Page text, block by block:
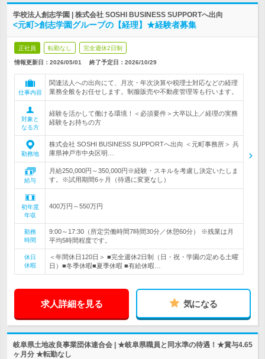
学校法人創志学園 | 株式会社 SOSHI BUSINESS SUPPORTへ出向
<元町>創志学園グループの【経理】★経験者募集
正社員 転勤なし 完全週休2日制
情報更新日：2026/05/01 終了予定日： 2026/10/29
仕事内容
関連法人への出向にて、月次・年次決算や税理士対応などの経理
業務全般をお任せします。制服販売や不動産管理等も行います。
対象と
なる方
経験を活かして働ける環境！＜必須要件＞大卒以上／経理の実務
経験をお持ちの方
勤務地
株式会社 SOSHI BUSINESS SUPPORTへ出向 ＜元町事務所＞ 兵
庫県神戸市中央区明…
給与
月給250,000円～350,000円※経験・スキルを考慮し決定いたしま
す。※試用期間6ヶ月（待遇に変更なし）
初年度
年収
400万円～550万円
勤務
時間
9:00～17:30（所定労働時間7時間30分／休憩60分） ※残業は月
平均5時間程度です。
休日
休暇
＜年間休日120日＞ ■完全週休2日制（日・祝・学園の定める土曜
日）■冬季休暇■夏季休暇 ■有給休暇…
求人詳細を見る 気になる
岐阜県土地改良事業団体連合会 | ★岐阜県職員と同水準の待遇！★賞与4.65
ヶ月分 ★転勤なし